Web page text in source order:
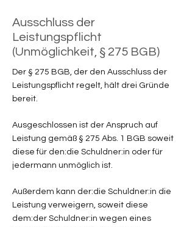
Ausschluss der
Leistungspflicht
(Unmöglichkeit, § 275 BGB)
Der § 275 BGB, der den Ausschluss der
Leistungspflicht regelt, hält drei Gründe
bereit.
Ausgeschlossen ist der Anspruch auf
Leistung gemäß § 275 Abs. 1 BGB soweit
diese für den:die Schuldner:in oder für
jedermann unmöglich ist.
Außerdem kann der:die Schuldner:in die
Leistung verweigern, soweit diese
dem:der Schuldner:in wegen eines